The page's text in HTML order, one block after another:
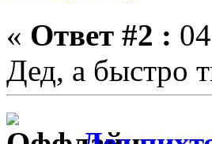
« Ответ #2 :
Дед, а быстро